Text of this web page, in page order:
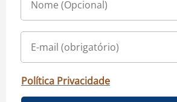
Política Privacidade